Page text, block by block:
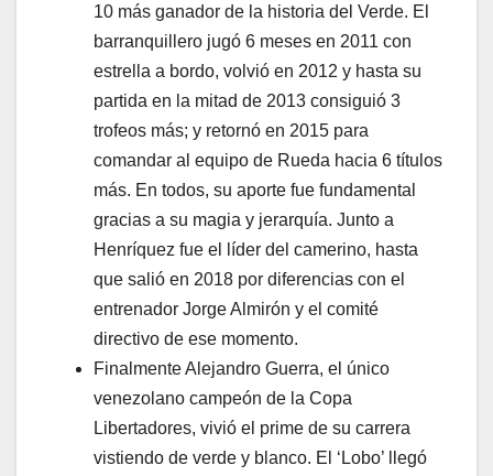
10 más ganador de la historia del Verde. El
barranquillero jugó 6 meses en 2011 con
estrella a bordo, volvió en 2012 y hasta su
partida en la mitad de 2013 consiguió 3
trofeos más; y retornó en 2015 para
comandar al equipo de Rueda hacia 6 títulos
más. En todos, su aporte fue fundamental
gracias a su magia y jerarquía. Junto a
Henríquez fue el líder del camerino, hasta
que salió en 2018 por diferencias con el
entrenador Jorge Almirón y el comité
directivo de ese momento.
Finalmente Alejandro Guerra, el único
venezolano campeón de la Copa
Libertadores, vivió el prime de su carrera
vistiendo de verde y blanco. El ‘Lobo’ llegó